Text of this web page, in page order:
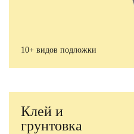
10+ видов подложки
Клей и
грунтовка